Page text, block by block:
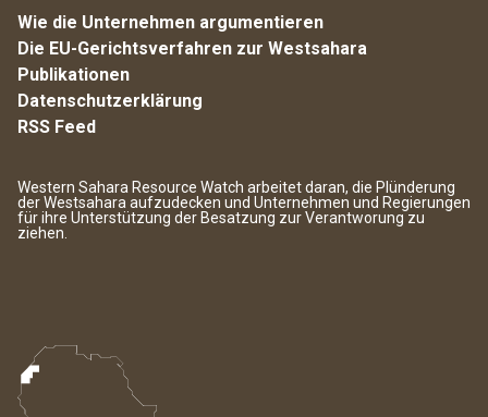
Wie die Unternehmen argumentieren
Die EU-Gerichtsverfahren zur Westsahara
Publikationen
Datenschutzerklärung
RSS Feed
Western Sahara Resource Watch arbeitet daran, die Plünderung
der Westsahara aufzudecken und Unternehmen und Regierungen
für ihre Unterstützung der Besatzung zur Verantworung zu
ziehen.